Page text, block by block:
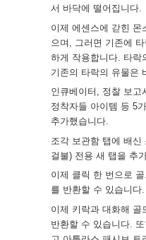
서 바닥에 떨어집니다.
이제 에센스에 갇힌 몬
으며, 그러면 기존에
하게 작용합니다. 타락
기존의 타락의 유물은
인큐베이터, 정찰 보
정착자들 아이템 등 5
추가했습니다.
조각 보관함 탭에 배신
걸불) 전용 새 탭을 추
이제 클릭 한 번으로
를 반환할 수 있습니다.
이제 키락과 대화해 골
반환할 수 있습니다.